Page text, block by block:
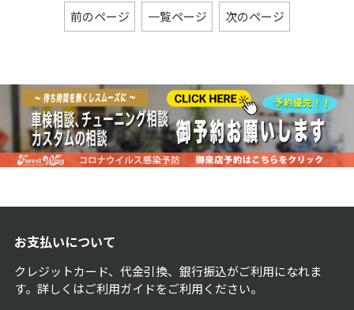
前のページ 一覧ページ 次のページ
お支払いについて
クレジットカード、代金引換、銀行振込がご利用になれま
す。詳しくはご利用ガイドをご利用ください。